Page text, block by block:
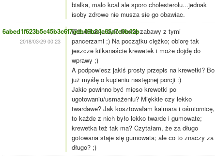
bialka, malo kcal ale sporo cholesterolu...jednak
isoby zdrowe nie musza sie go obawiac.
6abed1f623b5c45b3c6f7adb49b34c65a7e0b42b
2018/03/29 00:23
@zubikacja było trochę zabawy z tymi
pancerzami ;) Na początku ciężko; obiorę tak
jeszcze kilkanaście krewetek i może dojdę do
wprawy ;)
A podpowiesz jakiś prosty przepis na krewetki? Bo
już myślę o kupieniu następnej porcji :)
Jakie powinno być mięso krewetki po
ugotowaniu/usmażeniu? Miękkie czy lekko
twardawe? Jak kosztowałam kalmara i ośmiornicę,
to każde z nich było lekko twarde i gumowate;
krewetka też tak ma? Czytałam, że za długo
gotowana staje się gumowata; ale co to znaczy za
długo? ;)